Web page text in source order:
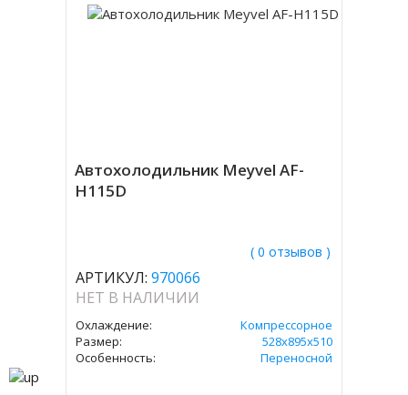
Автохолодильник Meyvel AF-
H115D
( 0 отзывов )
АРТИКУЛ: 970066
НЕТ В НАЛИЧИИ
Охлаждение:
Компрессорное
Размер:
528х895х510
Особенность:
Переносной